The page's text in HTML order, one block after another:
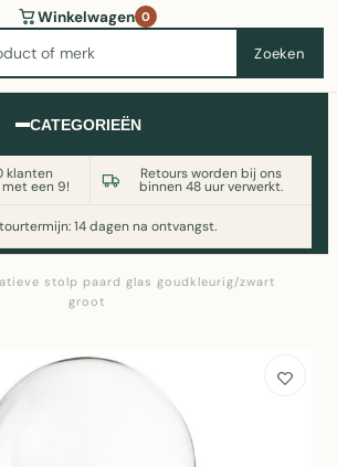
Zoeken
Winkelwagen 0
CATEGORIEËN
klanten
een 9!
Retours worden bij ons
binnen 48 uur verwerkt.
14 dagen na ontvangst.
koelkast nodig? Vergelijk alle prijzen op
Witgoedaanbod.nl
stolp paard glas goudkleurig/zwart
groot